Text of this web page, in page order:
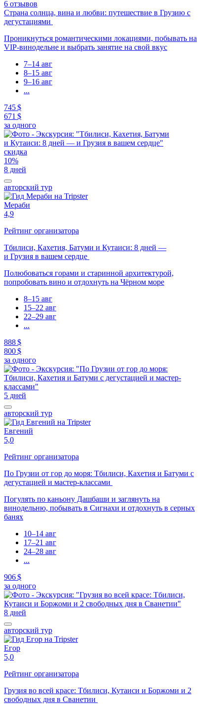
6 отзывов
Страна солнца, вина и любви: путешествие в Грузию с
дегустациями
Проникнуться романтическими локациями, побывать на
VIP-винодельне и выбрать занятие на свой вкус
7–14 авг
8–15 авг
9–16 авг
...
745 $
671 $
за одного
скидка
10%
8 дней
авторский тур
Мераби
4,9
Рейтинг организатора
Тбилиси, Кахетия, Батуми и Кутаиси: 8 дней —
и Грузия в вашем сердце
Полюбоваться горами и старинной архитектурой,
попробовать вино и отдохнуть на Чёрном море
8–15 авг
15–22 авг
22–29 авг
...
888 $
800 $
за одного
5 дней
авторский тур
Евгений
5,0
Рейтинг организатора
По Грузии от гор до моря: Тбилиси, Кахетия и Батуми с
дегустацией и мастер-классами
Погулять по каньону Дашбаши и заглянуть на
винодельню, побывать в Сигнахи и отдохнуть в серных
банях
10–14 авг
17–21 авг
24–28 авг
...
906 $
за одного
8 дней
авторский тур
Егор
5,0
Рейтинг организатора
Грузия во всей красе: Тбилиси, Кутаиси и Боржоми и 2
свободных дня в Сванетии